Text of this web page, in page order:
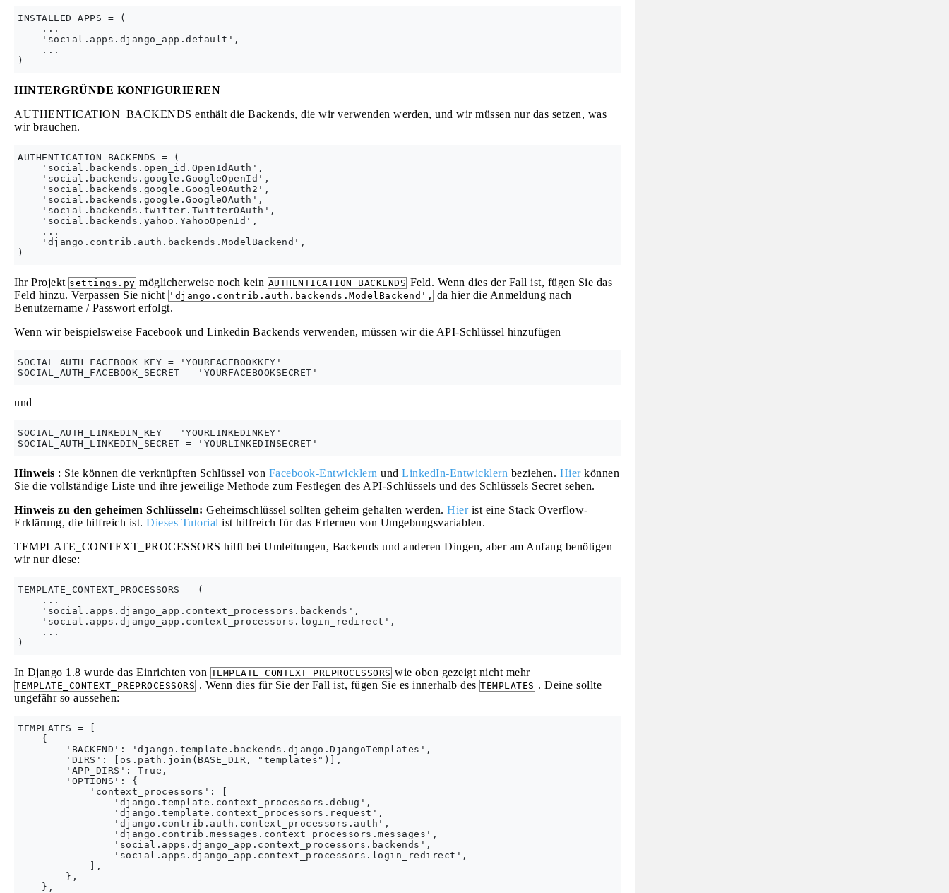
INSTALLED_APPS = (
    ...
    'social.apps.django_app.default',
    ...
HINTERGRÜNDE KONFIGURIEREN
AUTHENTICATION_BACKENDS enthält die Backends, die wir verwenden werden, und wir müssen nur das setzen, was
wir brauchen.
AUTHENTICATION_BACKENDS = (
    'social.backends.open_id.OpenIdAuth',
    'social.backends.google.GoogleOpenId',
    'social.backends.google.GoogleOAuth2',
    'social.backends.google.GoogleOAuth',
    'social.backends.twitter.TwitterOAuth',
    'social.backends.yahoo.YahooOpenId',
    ...
    'django.contrib.auth.backends.ModelBackend',
Ihr Projekt settings.py möglicherweise noch kein AUTHENTICATION_BACKENDS Feld. Wenn dies der Fall ist, fügen Sie das
Feld hinzu. Verpassen Sie nicht 'django.contrib.auth.backends.ModelBackend', da hier die Anmeldung nach
Benutzername / Passwort erfolgt.
Wenn wir beispielsweise Facebook und Linkedin Backends verwenden, müssen wir die API-Schlüssel hinzufügen
SOCIAL_AUTH_FACEBOOK_KEY = 'YOURFACEBOOKKEY'
und
SOCIAL_AUTH_LINKEDIN_KEY = 'YOURLINKEDINKEY'
Hinweis : Sie können die verknüpften Schlüssel von Facebook-Entwicklern und LinkedIn-Entwicklern beziehen. Hierkönnen
Sie die vollständige Liste und ihre jeweilige Methode zum Festlegen des API-Schlüssels und des Schlüssels Secret sehen.
Hinweis zu den geheimen Schlüsseln: Geheimschlüssel sollten geheim gehalten werden. Hierist eine Stack Overflow-
Erklärung, die hilfreich ist. Dieses Tutorial ist hilfreich für das Erlernen von Umgebungsvariablen.
TEMPLATE_CONTEXT_PROCESSORS hilft bei Umleitungen, Backends und anderen Dingen, aber am Anfang benötigen
wir nur diese:
TEMPLATE_CONTEXT_PROCESSORS = (
    ...
    'social.apps.django_app.context_processors.backends',
    'social.apps.django_app.context_processors.login_redirect',
    ...
In Django 1.8 wurde das Einrichten von TEMPLATE_CONTEXT_PREPROCESSORS wie oben gezeigt nicht mehr
TEMPLATE_CONTEXT_PREPROCESSORS . Wenn dies für Sie der Fall ist, fügen Sie es innerhalb des TEMPLATES . Deine sollte
ungefähr so ​​aussehen:
TEMPLATES = [
    {
        'BACKEND': 'django.template.backends.django.DjangoTemplates',
        'DIRS': [os.path.join(BASE_DIR, "templates")],
        'APP_DIRS': True,
        'OPTIONS': {
            'context_processors': [
                'django.template.context_processors.debug',
                'django.template.context_processors.request',
                'django.contrib.auth.context_processors.auth',
                'django.contrib.messages.context_processors.messages',
                'social.apps.django_app.context_processors.backends',
                'social.apps.django_app.context_processors.login_redirect',
            ],
        },
    },